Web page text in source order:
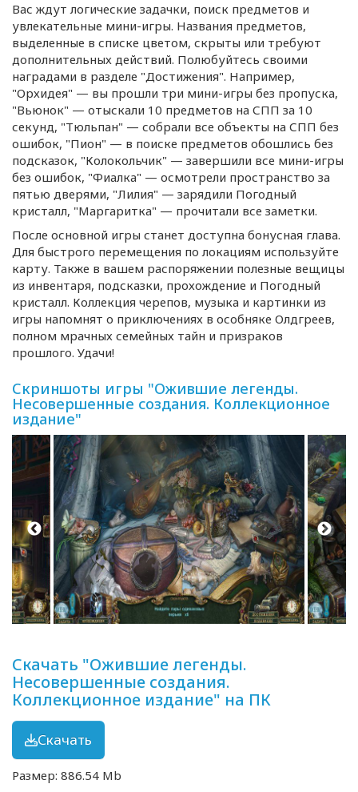
Вас ждут логические задачки, поиск предметов и
увлекательные мини-игры. Названия предметов,
выделенные в списке цветом, скрыты или требуют
дополнительных действий. Полюбуйтесь своими
наградами в разделе "Достижения". Например,
"Орхидея" — вы прошли три мини-игры без пропуска,
"Вьюнок" — отыскали 10 предметов на СПП за 10
секунд, "Тюльпан" — собрали все объекты на СПП без
ошибок, "Пион" — в поиске предметов обошлись без
подсказок, "Колокольчик" — завершили все мини-игры
без ошибок, "Фиалка" — осмотрели пространство за
пятью дверями, "Лилия" — зарядили Погодный
кристалл, "Маргаритка" — прочитали все заметки.
После основной игры станет доступна бонусная глава.
Для быстрого перемещения по локациям используйте
карту. Также в вашем распоряжении полезные вещицы
из инвентаря, подсказки, прохождение и Погодный
кристалл. Коллекция черепов, музыка и картинки из
игры напомнят о приключениях в особняке Олдгреев,
полном мрачных семейных тайн и призраков
прошлого. Удачи!
Скриншоты игры "Ожившие легенды.
Несовершенные создания. Коллекционное
издание"
Скачать "Ожившие легенды.
Несовершенные создания.
Коллекционное издание" на ПК
Скачать
Размер: 886.54 Mb